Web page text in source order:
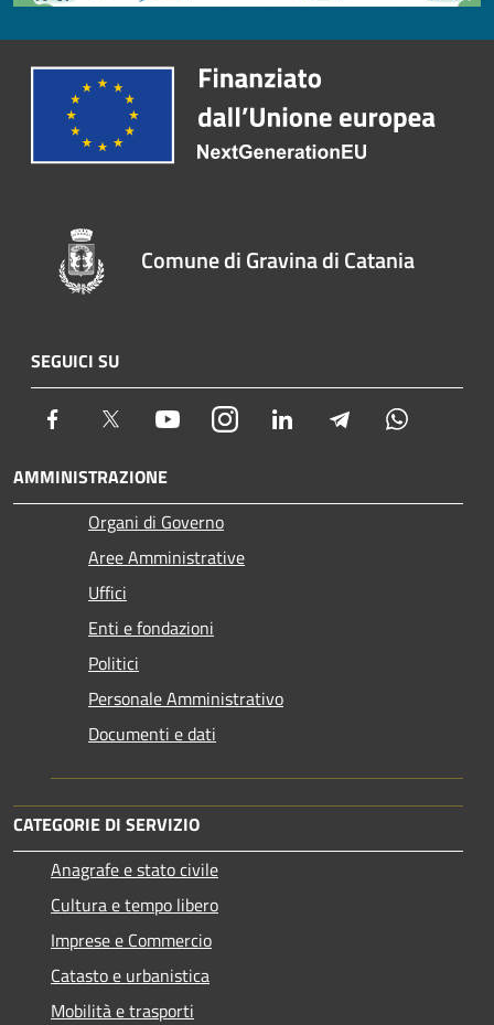
Comune di Gravina di Catania
SEGUICI SU
Facebook Twitter YoutubeInstagram LinkedIn Telegram
AMMINISTRAZIONE
Organi di Governo
Aree Amministrative
Uffici
Enti e fondazioni
Politici
Personale Amministrativo
Documenti e dati
CATEGORIE DI SERVIZIO
Anagrafe e stato civile
Cultura e tempo libero
Imprese e Commercio
Catasto e urbanistica
Mobilità e trasporti